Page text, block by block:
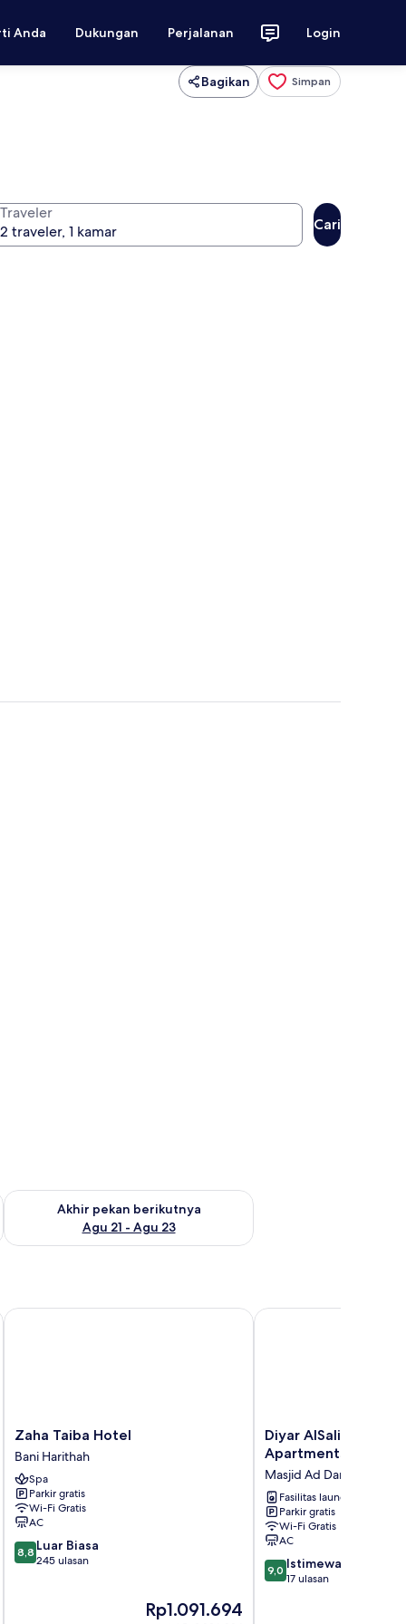
Anda Dukungan Perjalanan Login
Bagikan Simpan
Traveler
Cari
Agu 14 - Agu 16
Akhir pekan berikutnya
Agu 21 - Agu 23
Periksa ketersediaan untuk akhir pekan berikutnya Agu 21 -
Zaha
Taiba
Hotel
Bani
Harithah
Zaha Taiba Hotel
Bani Harithah
Spa
Parkir gratis
Wi-Fi Gratis
AC
8.8
dari
8,8 Luar Biasa
245 ulasan
Harga
Rp1.091.694
Zaha Taiba Hotel
Diyar
AlSaliheen
Serviced
Apartments
Masjid
Ad
Dar
Diyar AlSaliheen
Apartments
Masjid Ad Dar
Fasilitas laundry
Parkir gratis
Wi-Fi Gratis
AC
9.0
dari
9,0 Istimewa
17 ulasan
Diyar AlSaliheen